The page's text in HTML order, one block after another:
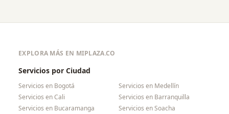
EXPLORA MÁS EN MIPLAZA.CO
Servicios por Ciudad
Servicios en Bogotá Servicios en Medellín
Servicios enCali Servicios en Barranquilla
Servicios en Bucaramanga Servicios enSoacha